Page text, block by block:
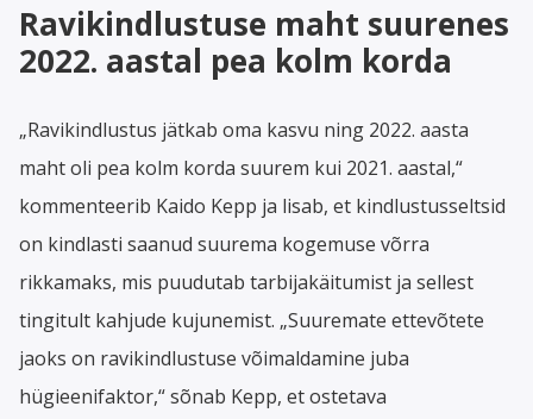
Ravikindlustuse maht suurenes
2022. aastal pea kolm korda
„Ravikindlustus jätkab oma kasvu ning 2022. aasta
maht oli pea kolm korda suurem kui 2021. aastal,“
kommenteerib Kaido Kepp ja lisab, et kindlustusseltsid
on kindlasti saanud suurema kogemuse võrra
rikkamaks, mis puudutab tarbijakäitumist ja sellest
tingitult kahjude kujunemist. „Suuremate ettevõtete
jaoks on ravikindlustuse võimaldamine juba
hügieenifaktor,“ sõnab Kepp, et ostetava